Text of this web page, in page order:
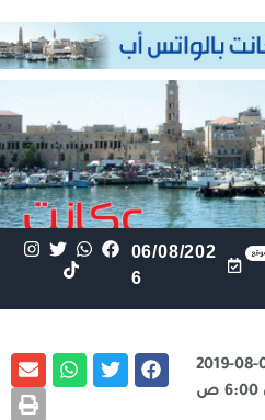
06/08/202
6
2019-08-
6:00 ص